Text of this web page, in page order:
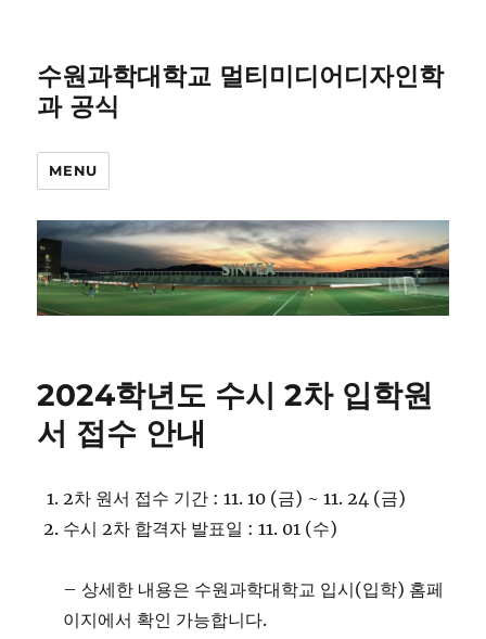
수원과학대학교 멀티미디어디자인학
과 공식
MENU
2024학년도 수시 2차 입학원
서 접수 안내
2차 원서 접수 기간 : 11. 10 (금) ~ 11. 24 (금)
수시 2차 합격자 발표일 : 11. 01 (수)
– 상세한 내용은 수원과학대학교 입시(입학) 홈페
이지에서 확인 가능합니다.